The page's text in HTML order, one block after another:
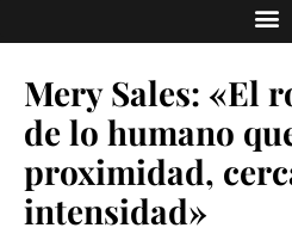
Mery Sales: «El
de lo humano
proximidad,
intensidad»